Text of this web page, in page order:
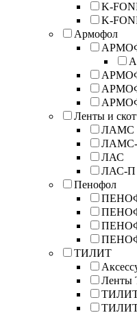
K-
K-
Армофол
Ленты и
ЛАМС
ЛАС
ЛАС-П
Пенофол
ТИЛИТ
ТИЛИТ
ТИЛИТ